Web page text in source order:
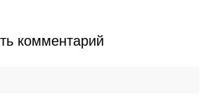
комментарий